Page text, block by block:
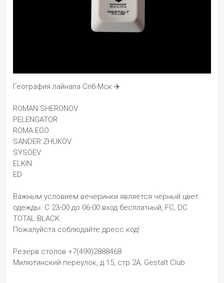
География лайнапа Спб-Мск ✈️
ROMAN SHERONOV
PELENGATOR
ROMA EGO
SANDER ZHUKOV
SYSOEV
ELKIN
ED
Важным условием вечеринки является чёрный цвет
одежды. С 23-00 до 06-00 вход бесплатный, FC, DC
TOTAL BLACK.
Пожалуйста соблюдайте дресс код!
Резерв столов +7(499)2888468
Милютинский переулок, д.15, стр.2А, Gestalt Club